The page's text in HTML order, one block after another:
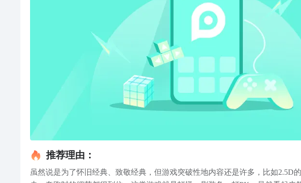
推荐理由：
虽然说是为了怀旧经典、致敬经典，但游戏突破性地内容还是许多，比如